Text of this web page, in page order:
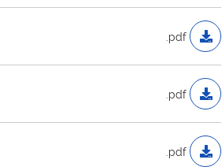
.pdf
.pdf
.pdf